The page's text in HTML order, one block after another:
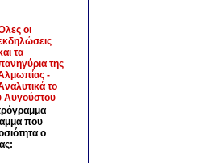
οι
τα
της
-
το
Αυγούστου
που
ο